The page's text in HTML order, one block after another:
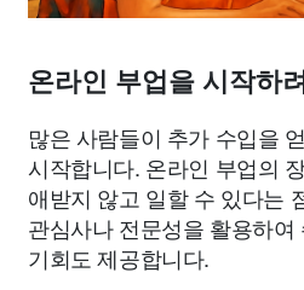
온라인 부업을 시작하
많은 사람들이 추가 수입을
시작합니다. 온라인 부업의
애받지 않고 일할 수 있다는
관심사나 전문성을 활용하
기회도 제공합니다.